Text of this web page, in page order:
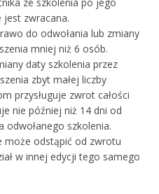
jest zwracana.
do odwołania lub zmiany
mniej niż 6 osób.
daty szkolenia przez
zbyt małej liczby
przysługuje zwrot całości
nie później niż 14 dni od
odwołanego szkolenia.
może odstąpić od zwrotu
w innej edycji tego samego